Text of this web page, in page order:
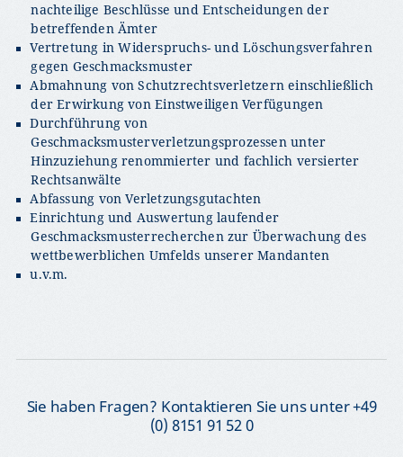
nachteilige Beschlüsse und Entscheidungen der
betreffenden Ämter
Vertretung in Widerspruchs- und Löschungsverfahren
gegen Geschmacksmuster
Abmahnung von Schutzrechtsverletzern einschließlich
der Erwirkung von Einstweiligen Verfügungen
Durchführung von
Geschmacksmusterverletzungsprozessen unter
Hinzuziehung renommierter und fachlich versierter
Rechtsanwälte
Abfassung von Verletzungsgutachten
Einrichtung und Auswertung laufender
Geschmacksmusterrecherchen zur Überwachung des
wettbewerblichen Umfelds unserer Mandanten
u.v.m.
Sie haben Fragen? Kontaktieren Sie uns unter +49
(0) 8151 91 52 0